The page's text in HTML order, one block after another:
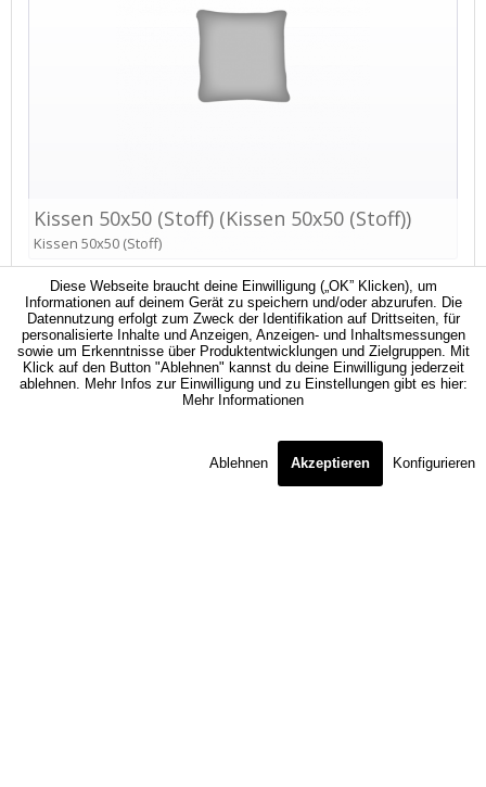
Diese Webseite braucht deine Einwilligung („OK” Klicken), um
Informationen auf deinem Gerät zu speichern und/oder abzurufen. Die
Datennutzung erfolgt zum Zweck der Identifikation auf Drittseiten, für
personalisierte Inhalte und Anzeigen, Anzeigen- und Inhaltsmessungen
sowie um Erkenntnisse über Produktentwicklungen und Zielgruppen. Mit
Klick auf den Button "Ablehnen" kannst du deine Einwilligung jederzeit
ablehnen. Mehr Infos zur Einwilligung und zu Einstellungen gibt es hier:
Mehr Informationen
Ablehnen Akzeptieren Konfigurieren